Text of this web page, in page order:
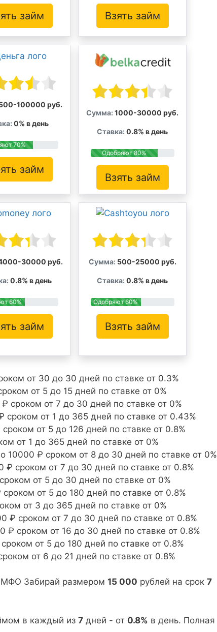
займ Взять займ
100000 руб.
0% в день
70%
займ
Сумма: 1000-30000 руб.
Ставка: 0.8% в день
Одобряют 80%
Взять займ
30000 руб.
0.8% в день
60%
займ
Сумма: 500-25000 руб.
Ставка: 0.8% в день
Одобряют 60%
Взять займ
от 30 до 30 дней по ставке от 0.3%
от 5 до 15 дней по ставке от 0%
сроком от 7 до 30 дней по ставке от 0%
от 1 до 365 дней по ставке от 0.43%
от 5 до 126 дней по ставке от 0.8%
от 1 до 365 дней по ставке от 0%
10000 ₽ сроком от 8 до 30 дней по ставке от 0%
сроком от 7 до 30 дней по ставке от 0.8%
от 5 до 30 дней по ставке от 0%
от 5 до 180 дней по ставке от 0.8%
от 3 до 365 дней по ставке от 0%
₽ сроком от 7 до 30 дней по ставке от 0.8%
₽ сроком от 16 до 30 дней по ставке от 0.8%
от 5 до 180 дней по ставке от 0.8%
от 6 до 21 дней по ставке от 0.8%
МФО Забирай размером 15 000 рублей на срок 7
в каждый из 7 дней - от 0.8% в день. Полная